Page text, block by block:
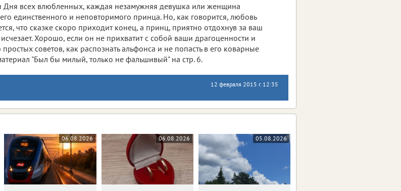
Дня всех влюбленных, каждая незамужняя девушка или женщина
единственного и неповторимого принца. Но, как говорится, любовь
что сказке скоро приходит конец, а принц, приятно отдохнув за ваш
Хорошо, если он не прихватит с собой ваши драгоценности и
простых советов, как распознать альфонса и не попасть в его коварные
"Был бы милый, только не фальшивый" на стр. 6.
12 февраля 2015 г. 12:35
06.08.2026 06.08.2026 05.08.2026